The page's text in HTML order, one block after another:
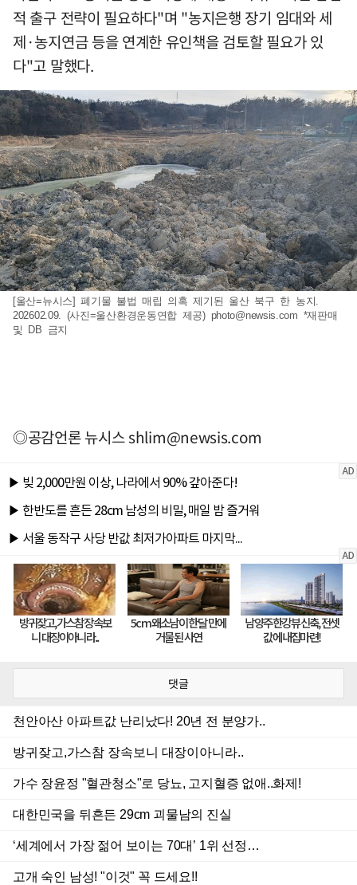
적 출구 전략이 필요하다"며 "농지은행 장기 임대와 세
제·농지연금 등을 연계한 유인책을 검토할 필요가 있
다"고 말했다.
[울산=뉴시스] 폐기물 불법 매립 의혹 제기된 울산 북구 한 농지.
202602.09. (사진=울산환경운동연합 제공) photo@newsis.com *재판매
및 DB 금지
◎공감언론 뉴시스shlim@newsis.com
댓글